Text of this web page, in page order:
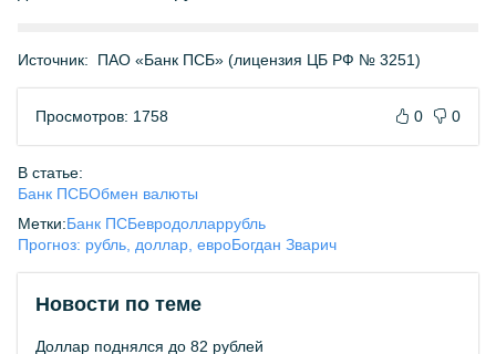
Источник: ПАО «Банк ПСБ» (лицензия ЦБ РФ № 3251)
Просмотров: 1758 0 0
В статье:
Банк ПСБОбмен валюты
Метки:Банк ПСБевродолларрубль
Прогноз: рубль, доллар, евроБогдан Зварич
Новости по теме
Доллар поднялся до 82 рублей